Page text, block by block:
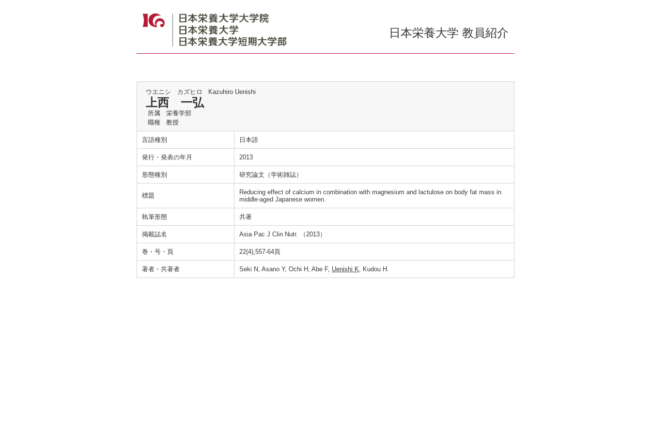
日本栄養大学 教員紹介
ウエニシ カズヒロ Kazuhiro Uenishi
上西 一弘
所属
栄養学部
職種
教授
言語種別 日本語
発行・発表の年月 2013
形態種別 研究論文（学術雑誌）
標題
Reducing effect of calcium in combination with magnesium and lactulose on body fat mass in
middle-aged Japanese women.
執筆形態 共著
掲載誌名 Asia Pac J Clin Nutr. （2013）
巻・号・頁 22(4),557-64頁
著者・共著者 Seki N, Asano Y, Ochi H, Abe F, Uenishi K, Kudou H.